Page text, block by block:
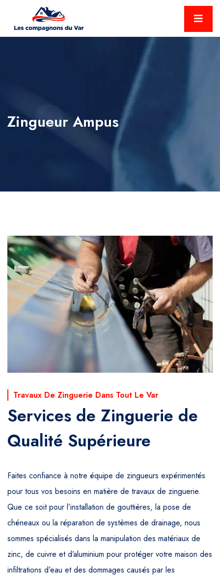
Zingueur Ampus
Travaux De Zinguerie Dans Tout Le Var
Services de Zinguerie de
Qualité Supérieure
Faites confiance à notre équipe de zingueurs expérimentés
pour tous vos besoins en matière de travaux de zinguerie.
Que ce soit pour l’installation de gouttières, la pose de
chéneaux ou la réparation de systèmes de drainage, nous
sommes spécialisés dans la manipulation des matériaux de
zinc, de cuivre et d’aluminium pour protéger votre maison des
infiltrations d’eau et des dommages causés par les